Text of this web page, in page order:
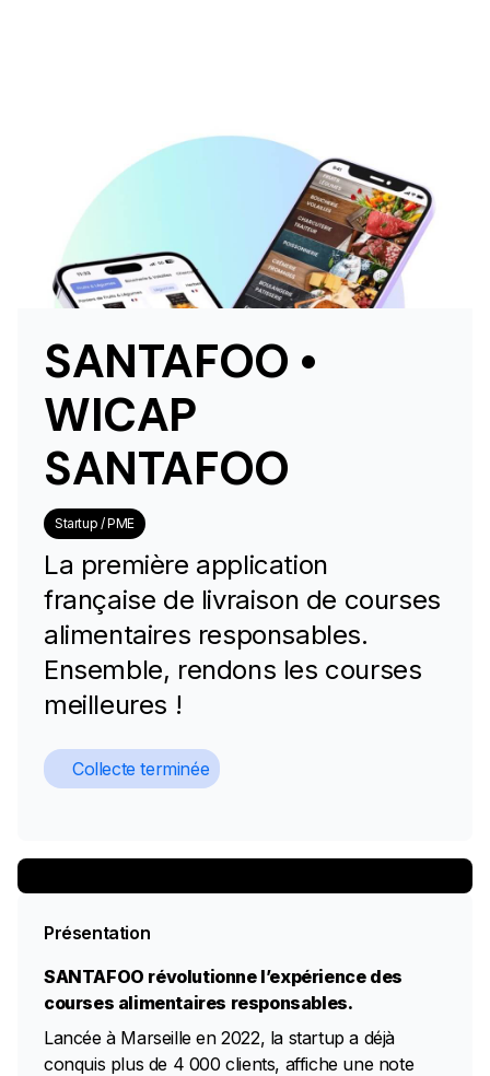
SANTAFOO •
WICAP
SANTAFOO
Startup / PME
La première application
française de livraison de courses
alimentaires responsables.
Ensemble, rendons les courses
meilleures !
Collecte terminée
Présentation
SANTAFOO révolutionne l’expérience des
courses alimentaires responsables.
Lancée à Marseille en 2022, la startup a déjà
conquis plus de 4 000 clients, affiche une note